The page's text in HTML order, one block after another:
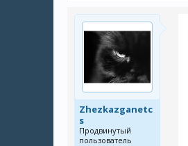
Zhezkazganetc
s
Продвинутый
пользователь